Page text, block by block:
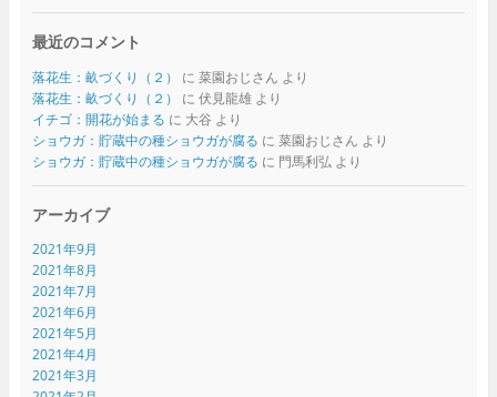
最近のコメント
落花生：畝づくり（２） に 菜園おじさん より
落花生：畝づくり（２）
に 伏見龍雄より
イチゴ：開花が始まる に 大谷 より
ショウガ：貯蔵中の種ショウガが腐る に 菜園おじさん より
ショウガ：貯蔵中の種ショウガが腐る に 門馬利弘 より
アーカイブ
2021年9月
2021年8月
2021年7月
2021年6月
2021年5月
2021年4月
2021年3月